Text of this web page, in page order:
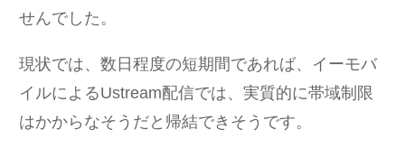
せんでした。
現状では、数日程度の短期間であれば、イーモバ
イルによるUstream配信では、実質的に帯域制限
はかからなそうだと帰結できそうです。